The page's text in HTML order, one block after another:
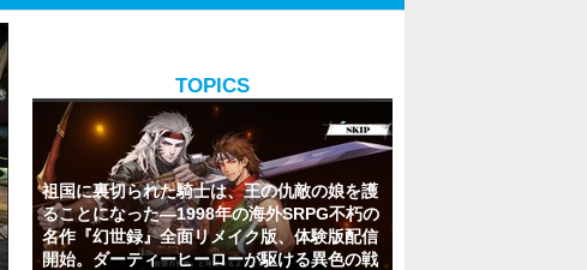
TOPICS
祖国に裏切られた騎士は、王の仇敵の娘を護
ることになった―1998年の海外SRPG不朽の
名作『幻世録』全面リメイク版、体験版配信
開始。ダーティーヒーローが駆ける異色の戦